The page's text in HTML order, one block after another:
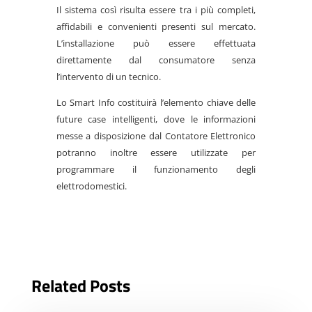
Il sistema così risulta essere tra i più completi,
affidabili e convenienti presenti sul mercato.
L’installazione può essere effettuata
direttamente dal consumatore senza
l’intervento di un tecnico.
Lo Smart Info costituirà l’elemento chiave delle
future case intelligenti, dove le informazioni
messe a disposizione dal Contatore Elettronico
potranno inoltre essere utilizzate per
programmare il funzionamento degli
elettrodomestici.
Related Posts